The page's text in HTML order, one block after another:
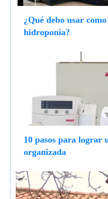
¿Qué debo usar
hidroponia?
10 pasos para lograr
organizada